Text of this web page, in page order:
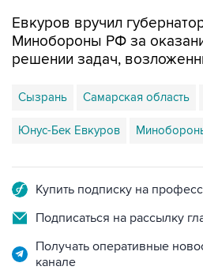
Евкуров вручил
Минобороны РФ за
решении задач,
Сызрань Самарская область
Юнус-Бек Евкуров
Купить подписку на
Подписаться на рассылку
Получать оперативные
канале